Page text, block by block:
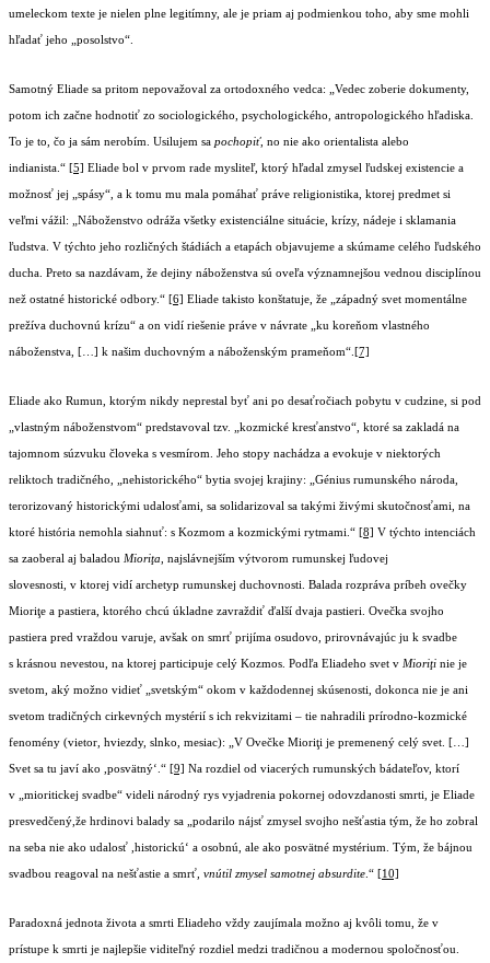
umeleckom texte je nielen plne legitímny, ale je priam aj podmienkou toho, aby sme mohli
hľadať jeho „posolstvo“.
Samotný Eliade sa pritom nepovažoval za ortodoxného vedca: „Vedec zoberie dokumenty,
potom ich začne hodnotiť zo sociologického, psychologického, antropologického hľadiska.
To je to, čo ja sám nerobím. Usilujem sa pochopiť, no nie ako orientalista alebo
indianista.“ [5] Eliade bol v prvom rade mysliteľ, ktorý hľadal zmysel ľudskej existencie a
možnosť jej „spásy“, a k tomu mu mala pomáhať práve religionistika, ktorej predmet si
veľmi vážil: „Náboženstvo odráža všetky existenciálne situácie, krízy, nádeje i sklamania
ľudstva. V týchto jeho rozličných štádiách a etapách objavujeme a skúmame celého ľudského
ducha. Preto sa nazdávam, že dejiny náboženstva sú oveľa významnejšou vednou disciplínou
než ostatné historické odbory.“ [6] Eliade takisto konštatuje, že „západný svet momentálne
prežíva duchovnú krízu“ a on vidí riešenie práve v návrate „ku koreňom vlastného
náboženstva, […] k našim duchovným a náboženským prameňom“. [7]
Eliade ako Rumun, ktorým nikdy neprestal byť ani po desaťročiach pobytu v cudzine, si pod
„vlastným náboženstvom“ predstavoval tzv. „kozmické kresťanstvo“, ktoré sa zakladá na
tajomnom súzvuku človeka s vesmírom. Jeho stopy nachádza a evokuje v niektorých
reliktoch tradičného, „nehistorického“ bytia svojej krajiny: „Génius rumunského národa,
terorizovaný historickými udalosťami, sa solidarizoval sa takými živými skutočnosťami, na
ktoré história nemohla siahnuť: s Kozmom a kozmickými rytmami.“ [8] V týchto intenciách
sa zaoberal aj baladou Mioriţa , najslávnejším výtvorom rumunskej ľudovej
slovesnosti, v ktorej vidí archetyp rumunskej duchovnosti. Balada rozpráva príbeh ovečky
Mioriţe a pastiera, ktorého chcú úkladne zavraždiť ďalší dvaja pastieri. Ovečka svojho
pastiera pred vraždou varuje, avšak on smrť prijíma osudovo, prirovnávajúc ju k svadbe
s krásnou nevestou, na ktorej participuje celý Kozmos. Podľa Eliadeho svet v Mioriţi nie je
svetom, aký možno vidieť „svetským“ okom v každodennej skúsenosti, dokonca nie je ani
svetom tradičných cirkevných mystérií s ich rekvizitami – tie nahradili prírodno-kozmické
fenomény (vietor, hviezdy, slnko, mesiac): „V Ovečke Mioriţi je premenený celý svet. […]
Svet sa tu javí ako ,posvätný‘.“ [9] Na rozdiel od viacerých rumunských bádateľov, ktorí
v „mioritickej svadbe“ videli národný rys vyjadrenia pokornej odovzdanosti smrti, je Eliade
presvedčený,že hrdinovi balady sa podarilo nájsť zmysel svojho nešťastia tým, že ho zobral
na seba nie ako udalosť ,historickú‘ a osobnú, ale ako posvätné mystérium. Tým, že bájnou
svadbou reagoval na nešťastie a smrť , vnútil zmysel samotnej absurdite .“ [10]
Paradoxná jednota života a smrti Eliadeho vždy zaujímala možno aj kvôli tomu, že v
prístupe k smrti je najlepšie viditeľný rozdiel medzi tradičnou a modernou spoločnosťou.